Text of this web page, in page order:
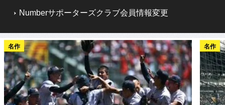
Numberサポーターズクラブ会員情報変更
名作 名作